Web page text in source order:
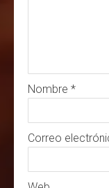
Nombre *
Correo